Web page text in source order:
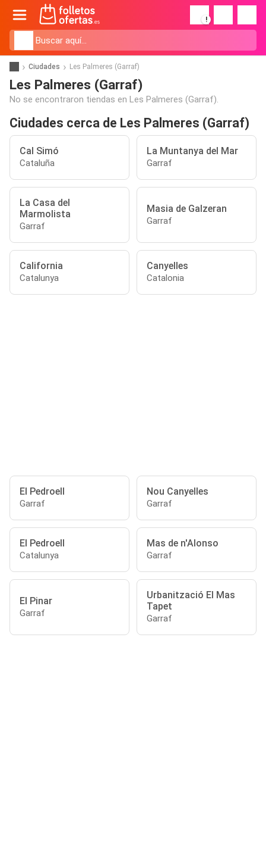
!
Ciudades Les Palmeres (Garraf)
Les Palmeres (Garraf)
No se encontraron tiendas en Les Palmeres (Garraf).
Ciudades cerca de Les Palmeres (Garraf)
Cal Simó
Cataluña
La Muntanya del Mar
Garraf
La Casa del
Marmolista
Garraf
Masia de Galzeran
Garraf
California
Catalunya
Canyelles
Catalonia
El Pedroell
Garraf
Nou Canyelles
Garraf
El Pedroell
Catalunya
Mas de n'Alonso
Garraf
El Pinar
Garraf
Urbanització El Mas
Tapet
Garraf